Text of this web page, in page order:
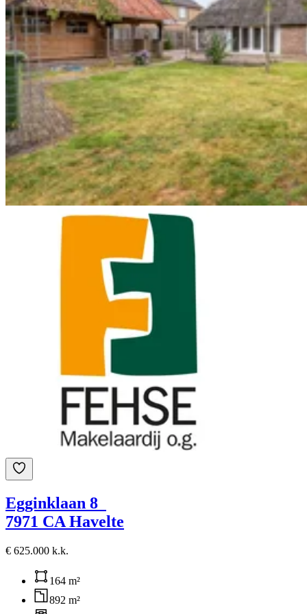
Egginklaan 8
7971 CA Havelte
€ 625.000 k.k.
164 m²
892 m²